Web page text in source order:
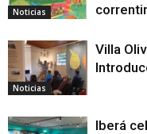
Noticias
Noticias
Villa
Iberá